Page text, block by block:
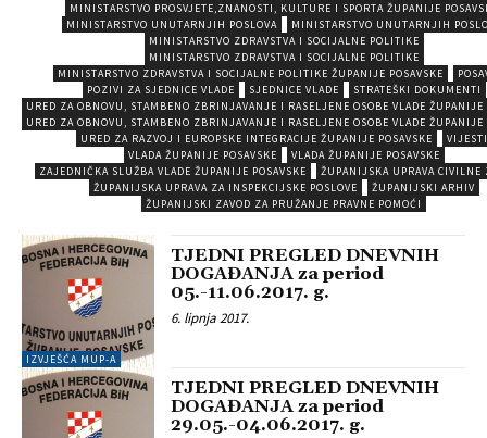
MINISTARSTVO PROSVJETE,ZNANOSTI, KULTURE I SPORTA ŽUPANIJE
MINISTARSTVO UNUTARNJIH POSLOVA
MINISTARSTVO UNUTARNJIH
MINISTARSTVO ZDRAVSTVA I SOCIJALNE POLITIKE
MINISTARSTVO ZDRAVSTVA I SOCIJALNE POLITIKE
MINISTARSTVO ZDRAVSTVA I SOCIJALNE POLITIKE ŽUPANIJE POSAVSKE
POZIVI ZA SJEDNICE VLADE
SJEDNICE VLADE
STRATEŠKI DOKUMENTI
URED ZA OBNOVU, STAMBENO ZBRINJAVANJE I RASELJENE OSOBE VLADE ŽUPANIJE
URED ZA OBNOVU, STAMBENO ZBRINJAVANJE I RASELJENE OSOBE VLADE ŽUPANIJE
URED ZA RAZVOJ I EUROPSKE INTEGRACIJE ŽUPANIJE POSAVSKE
VIJESTI
VLADA ŽUPANIJE POSAVSKE
VLADA ŽUPANIJE POSAVSKE
ZAJEDNIČKA SLUŽBA VLADE ŽUPANIJE POSAVSKE
ŽUPANIJSKA UPRAVA CIVILNE
ŽUPANIJSKA UPRAVA ZA INSPEKCIJSKE POSLOVE
ŽUPANIJSKI ARHIV
ŽUPANIJSKI ZAVOD ZA PRUŽANJE PRAVNE POMOĆI
IZVJEŠĆA MUP-A
TJEDNI PREGLED DNEVNIH
DOGAĐANJA za period
05.-11.06.2017. g.
6. lipnja 2017.
TJEDNI PREGLED DNEVNIH
DOGAĐANJA za period
29.05.-04.06.2017. g.